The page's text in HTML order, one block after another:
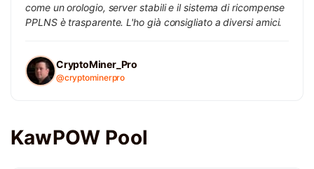
come un orologio, server stabili e il sistema di ricompense
PPLNS è trasparente. L'ho già consigliato a diversi amici.
CryptoMiner_Pro
@cryptominerpro
KawPOW Pool